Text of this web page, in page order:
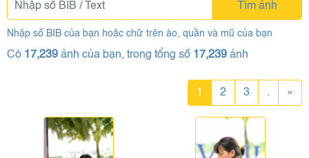
Tìm ảnh
Nhập số BIB của bạn hoặc chữ trên áo, quần và mũ của bạn
Có 17,239 ảnh của bạn, trong tổng số 17,239 ảnh
1 2 3 . »